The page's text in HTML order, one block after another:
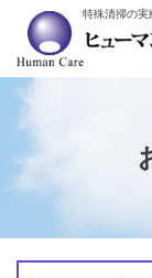
特殊清掃の実